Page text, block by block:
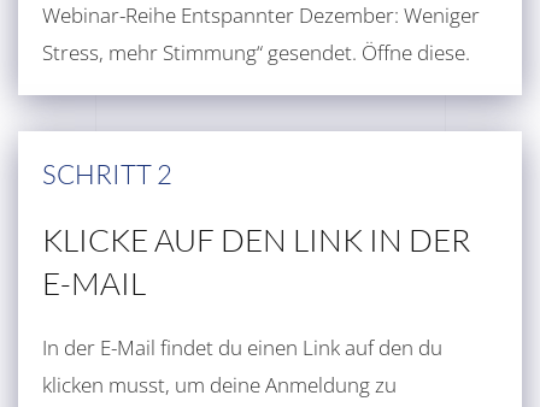
Webinar-Reihe Entspannter Dezember: Weniger
Stress, mehr Stimmung“ gesendet. Öffne diese.
SCHRITT 2
KLICKE AUF DEN LINK IN DER
E-MAIL
In der E-Mail findet du einen Link auf den du
klicken musst, um deine Anmeldung zu